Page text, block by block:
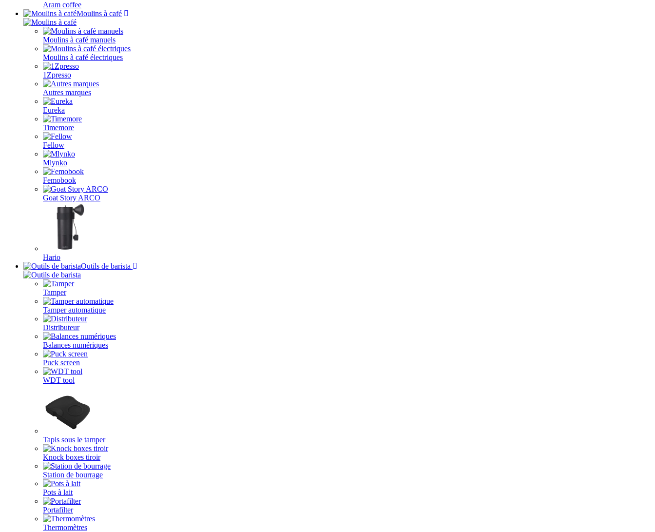
Aram coffee
Moulins à café
Moulins à café manuels
Moulins à café électriques
1Zpresso
Autres marques
Eureka
Timemore
Fellow
Mlynko
Femobook
Goat Story ARCO
Hario
Outils de barista
Tamper
Tamper automatique
Distributeur
Balances numériques
Puck screen
WDT tool
Tapis sous le tamper
Knock boxes tiroir
Station de bourrage
Pots à lait
Portafilter
Thermomètres